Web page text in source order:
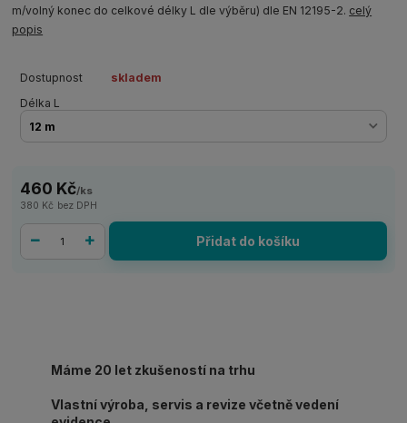
m/volný konec do celkové délky L dle výběru) dle EN 12195-2. celý
popis
Dostupnost
skladem
Délka L
460 Kč/ks
380 Kč bez DPH
Přidat do košíku
Máme 20 let zkušeností na trhu
Vlastní výroba, servis a revize včetně vedení